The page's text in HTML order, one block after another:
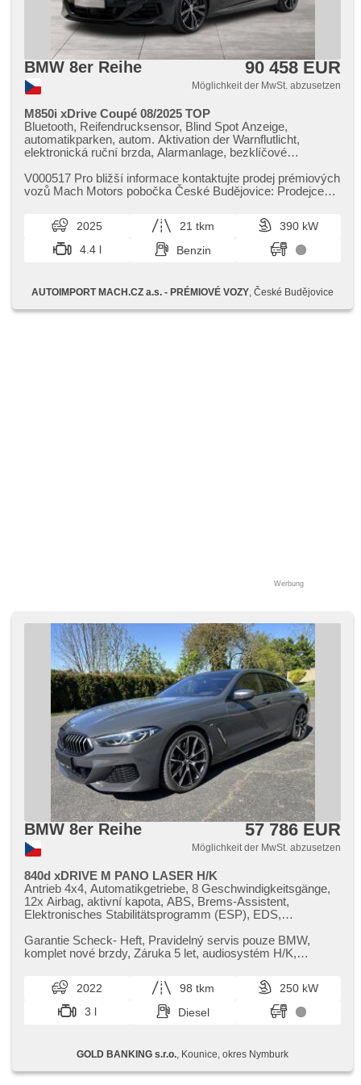
Dachscheibe, Innenthermometer, Getönte Scheiben,
zatmavená zadní skla, Längssitzvorschub, Ausziehbare
Kopflehnen, El. Anlasser, digitální přístrojová deska
BMW 8er Reihe 90 458 EUR
Möglichkeit der MwSt. abzusetzen
M850i xDrive Coupé 08/2025 TOP
Bluetooth, Reifendrucksensor, Blind Spot Anzeige,
automatikparken, autom. Aktivation der Warnflutlicht,
elektronická ruční brzda, Alarmanlage, bezklíčové
Bordcomputer, digitální příjem rádia (DAB), USB,
Navigation, dotykové ovládání palubního počítače,
ovládání gesty, Apple CarPlay, Android Auto,
Multifunktionslenkrad, Lenkrad einstellbar, ambientní
osvětlení interiéru, paměť nastavení sedadla řidiče, beheizte
Sitze, odvětrávaná sedadla, Sportsitze, isofix, El.
Scheibenwischersensor, Lichtsensor, El. Vorderscheiben,
El. Seitenscheiben, El. Deckel des Kofferraums, El.
V000517 Pro bližší informace kontaktujte prodej prémiových
vozů Mach Motors pobočka České Budějovice: Prodejce
2025 21 tkm
390 kW
4.4 l
Benzin
AUTOIMPORT MACH.CZ a.s. - PRÉMIOVÉ VOZY , České Budějovice
Werbung
BMW 8er Reihe 57 786 EUR
Möglichkeit der MwSt. abzusetzen
840d xDRIVE M PANO LASER H/K
Antrieb 4x4, Automatikgetriebe, 8 Geschwindigkeitsgänge,
12x Airbag, aktivní kapota, ABS, Brems-Assistent,
Elektronisches Stabilitätsprogramm (ESP), EDS,
asistent stability přívěsu (TSA), Geschwindigkeitsregelung
von der Hang, asistent rozjezdu do kopce (HSA), ukazatel
asistent jízdy v koloně, asistent změny jízdního pruhu,
asistent jízdy v jízdním pruhu, Überwachung der Ermüdung
des Fahrers, automatisch im Berg bremsen , Fahrgestell
Steifheitsregelung, adaptivní regulace podvozku,
matrixové světlomety, automatické přepínání dálkových
světel, laserové světlomety, Alufelgen, erfüllt 'EURO VI',
Garantie Scheck​- Heft,​ Pravidelný servis pouze BMW,​
komplet nové brzdy,​ Záruka 5 let,​ audiosystém H/K,​
2022 98 tkm
250 kW
3 l
Diesel
GOLD BANKING s.r.o. , Kounice, okres Nymburk